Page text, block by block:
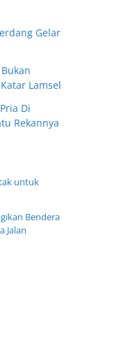
Gelar
Lamsel
Di
Rekannya
untuk
Bendera
Jalan